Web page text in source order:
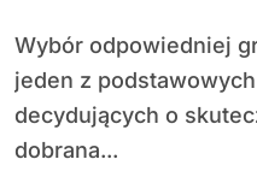
Wybór odpowiedniej gramatura koszyczka to
jeden z
decydujących o
dobrana...